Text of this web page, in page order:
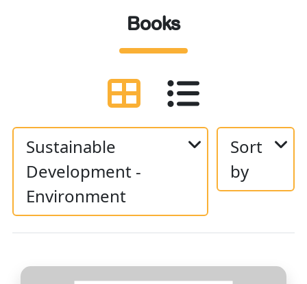
Books
Sustainable
Development -
Environment
Sort
by